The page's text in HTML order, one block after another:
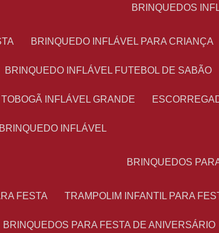
BRINQUEDOS
BRINQUEDO INFLÁVEL PARA CRIANÇA
BRINQUEDO INFLÁVEL FUTEBOL DE SABÃO
TOBOGÃ INFLÁVEL GRANDE
BRINQUEDO INFLÁVEL
BRINQUEDOS
FESTA TRAMPOLIM INFANTIL PARA
BRINQUEDOS PARA FESTA DE ANIVERSÁRIO